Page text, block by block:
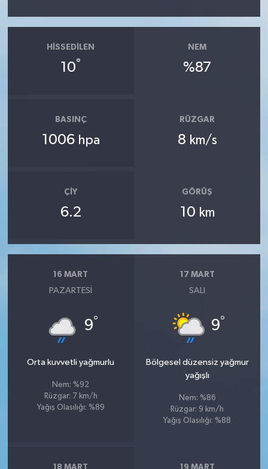
HISSEDILEN
10°
NEM
%87
BASINÇ
1006 hpa
RÜZGAR
8 km/s
ÇIY
6.2
GÖRÜŞ
10 km
16 MART
PAZARTESI
9°
Orta kuvvetli yağmurlu
Nem: %92
Rüzgar: 7 km/h
Yağış Olasılığı: %89
17 MART
SALI
9°
Bölgesel düzensiz yağmur
yağışlı
Nem: %86
Rüzgar: 9 km/h
Yağış Olasılığı: %88
18 MART 19 MART